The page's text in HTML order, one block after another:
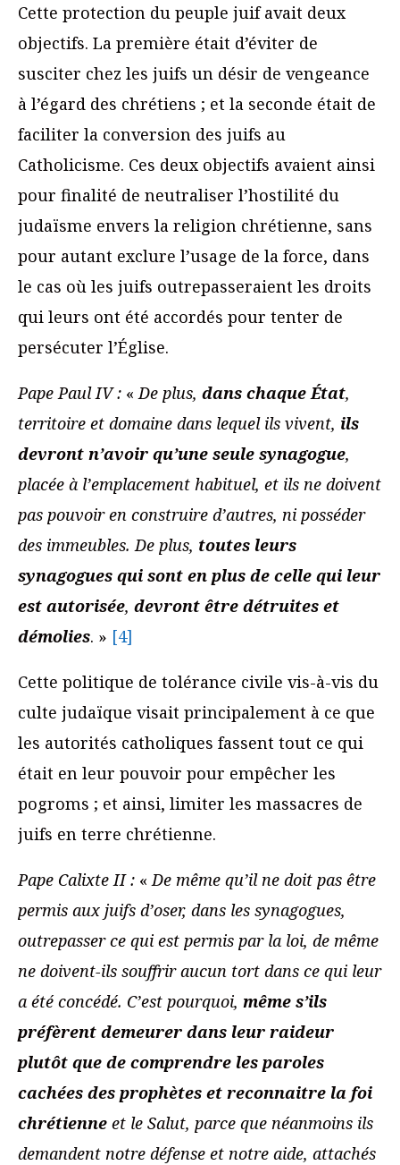
Cette protection du peuple juif avait deux
objectifs. La première était d’éviter de
susciter chez les juifs un désir de vengeance
à l’égard des chrétiens ; et la seconde était de
faciliter la conversion des juifs au
Catholicisme. Ces deux objectifs avaient ainsi
pour finalité de neutraliser l’hostilité du
judaïsme envers la religion chrétienne, sans
pour autant exclure l’usage de la force, dans
le cas où les juifs outrepasseraient les droits
qui leurs ont été accordés pour tenter de
persécuter l’Église.
Pape Paul IV : «De plus, dans chaque État,
territoire et domaine dans lequel ils vivent, ils
devront n’avoir qu’une seule synagogue,
placée à l’emplacement habituel, et ils ne doivent
pas pouvoir en construire d’autres, ni posséder
des immeubles. De plus, toutes leurs
synagogues qui sont en plus de celle qui leur
est autorisée, devront être détruites et
démolies. » [4]
Cette politique de tolérance civile vis-à-vis du
culte judaïque visait principalement à ce que
les autorités catholiques fassent tout ce qui
était en leur pouvoir pour empêcher les
pogroms ; et ainsi, limiter les massacres de
juifs en terre chrétienne.
Pape Calixte II : «De même qu’il ne doit pas être
permis aux juifs d’oser, dans les synagogues,
outrepasser ce qui est permis par la loi, de même
ne doivent-ils souffrir aucun tort dans ce qui leur
a été concédé. C’est pourquoi, même s’ils
préfèrent demeurer dans leur raideur
plutôt que de comprendre les paroles
cachées des prophètes et reconnaitre la foi
chrétienne et le Salut, parce que néanmoins ils
demandent notre défense et notre aide, attachés